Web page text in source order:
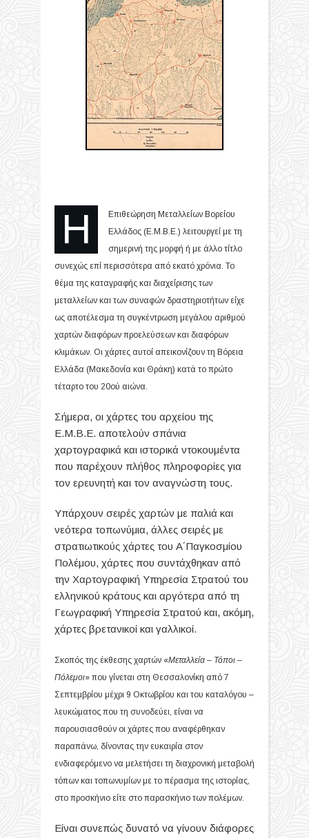
Η
Επιθεώρηση Μεταλλείων Βορείου
Ελλάδος (Ε.Μ.Β.Ε.) λειτουργεί με τη
σημερινή της μορφή ή με άλλο τίτλο
συνεχώς επί περισσότερα από εκατό χρόνια. Το
θέμα της καταγραφής και διαχείρισης των
μεταλλείων και των συναφών δραστηριοτήτων είχε
ως αποτέλεσμα τη συγκέντρωση μεγάλου αριθμού
χαρτών διαφόρων προελεύσεων και διαφόρων
κλιμάκων. Οι χάρτες αυτοί απεικονίζουν τη Βόρεια
Ελλάδα (Μακεδονία και Θράκη) κατά το πρώτο
τέταρτο του 20ού αιώνα.
Σήμερα, οι χάρτες του αρχείου της
Ε.Μ.Β.Ε. αποτελούν σπάνια
χαρτογραφικά και ιστορικά ντοκουμέντα
που παρέχουν πλήθος πληροφορίες για
τον ερευνητή και τον αναγνώστη τους.
Υπάρχουν σειρές χαρτών με παλιά και
νεότερα τοπωνύμια, άλλες σειρές με
στρατιωτικούς χάρτες του Α΄Παγκοσμίου
Πολέμου, χάρτες που συντάχθηκαν από
την Χαρτογραφική Υπηρεσία Στρατού του
ελληνικού κράτους και αργότερα από τη
Γεωγραφική Υπηρεσία Στρατού και, ακόμη,
χάρτες βρετανικοί και γαλλικοί.
Σκοπός της έκθεσης χαρτών «Μεταλλεία – Τόποι –
Πόλεμοι» που γίνεται στη Θεσσαλονίκη από 7
Σεπτεμβρίου μέχρι 9 Οκτωβρίου και του καταλόγου –
λευκώματος που τη συνοδεύει, είναι να
παρουσιασθούν οι χάρτες που αναφέρθηκαν
παραπάνω, δίνοντας την ευκαιρία στον
ενδιαφερόμενο να μελετήσει τη διαχρονική μεταβολή
τόπων και τοπωνυμίων με το πέρασμα της ιστορίας,
στο προσκήνιο είτε στο παρασκήνιο των πολέμων.
Είναι συνεπώς δυνατό να γίνουν διάφορες